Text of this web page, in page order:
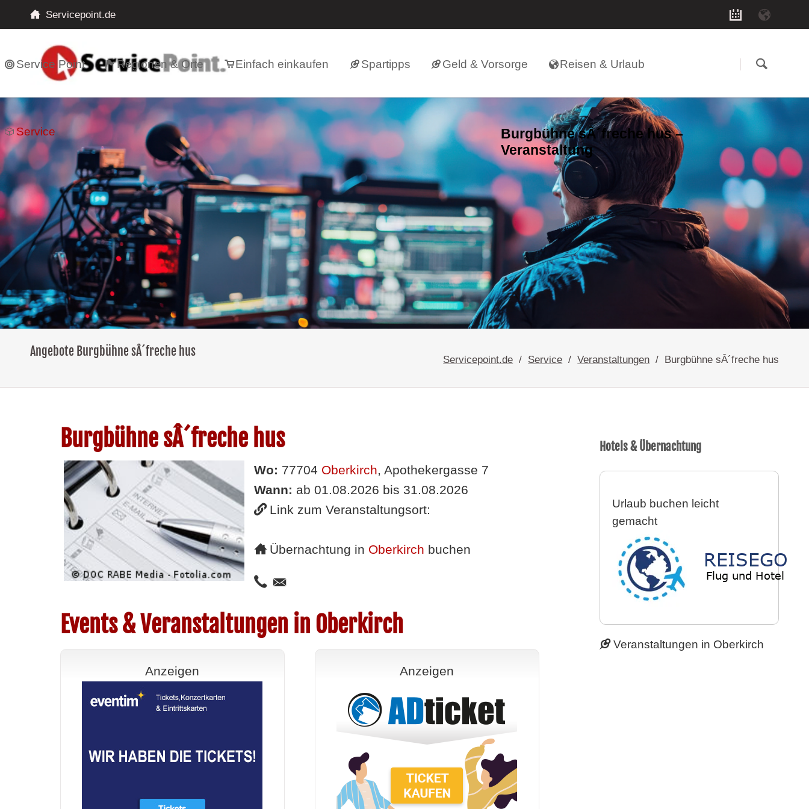
Servicepoint.de
Service Point Regionen & Orte Einfach einkaufen Spartipps Geld & Vorsorge Reisen & Urlaub
Service
Burgbühne sÂ´freche hus –
Veranstaltung
Angebote Burgbühne sÂ´freche hus
Servicepoint.de Service Veranstaltungen Burgbühne sÂ´freche hus
Burgbühne sÂ´freche hus
Wo: 77704 Oberkirch, Apothekergasse 7
Wann: ab 01.08.2026 bis 31.08.2026
Link zum Veranstaltungsort:
Übernachtung in Oberkirch buchen
Events & Veranstaltungen in Oberkirch
Anzeigen Anzeigen
Hotels & Übernachtung
Urlaub buchen leicht
gemacht
Veranstaltungen in Oberkirch